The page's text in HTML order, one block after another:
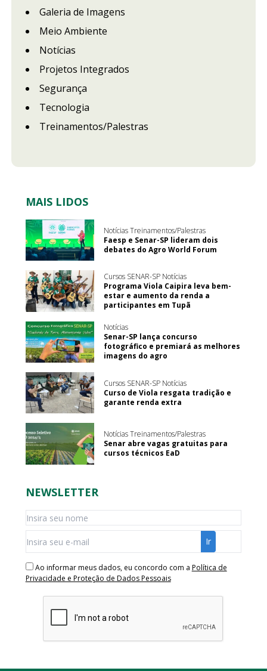
Galeria de Imagens
Meio Ambiente
Notícias
Projetos Integrados
Segurança
Tecnologia
Treinamentos/Palestras
MAIS LIDOS
Notícias Treinamentos/Palestras
Faesp e Senar-SP lideram dois
debates do Agro World Forum
Cursos SENAR-SP Notícias
Programa Viola Caipira leva bem-
estar e aumento da renda a
participantes em Tupã
Notícias
Senar-SP lança concurso
fotográfico e premiará as melhores
imagens do agro
Cursos SENAR-SP Notícias
Curso de Viola resgata tradição e
garante renda extra
Notícias Treinamentos/Palestras
Senar abre vagas gratuitas para
cursos técnicos EaD
NEWSLETTER
Ao informar meus dados, eu concordo com a Política de
Privacidade e Proteção de Dados Pessoais